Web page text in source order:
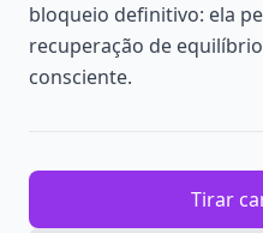
bloqueio definitivo: ela
recuperação de
consciente.
Tirar